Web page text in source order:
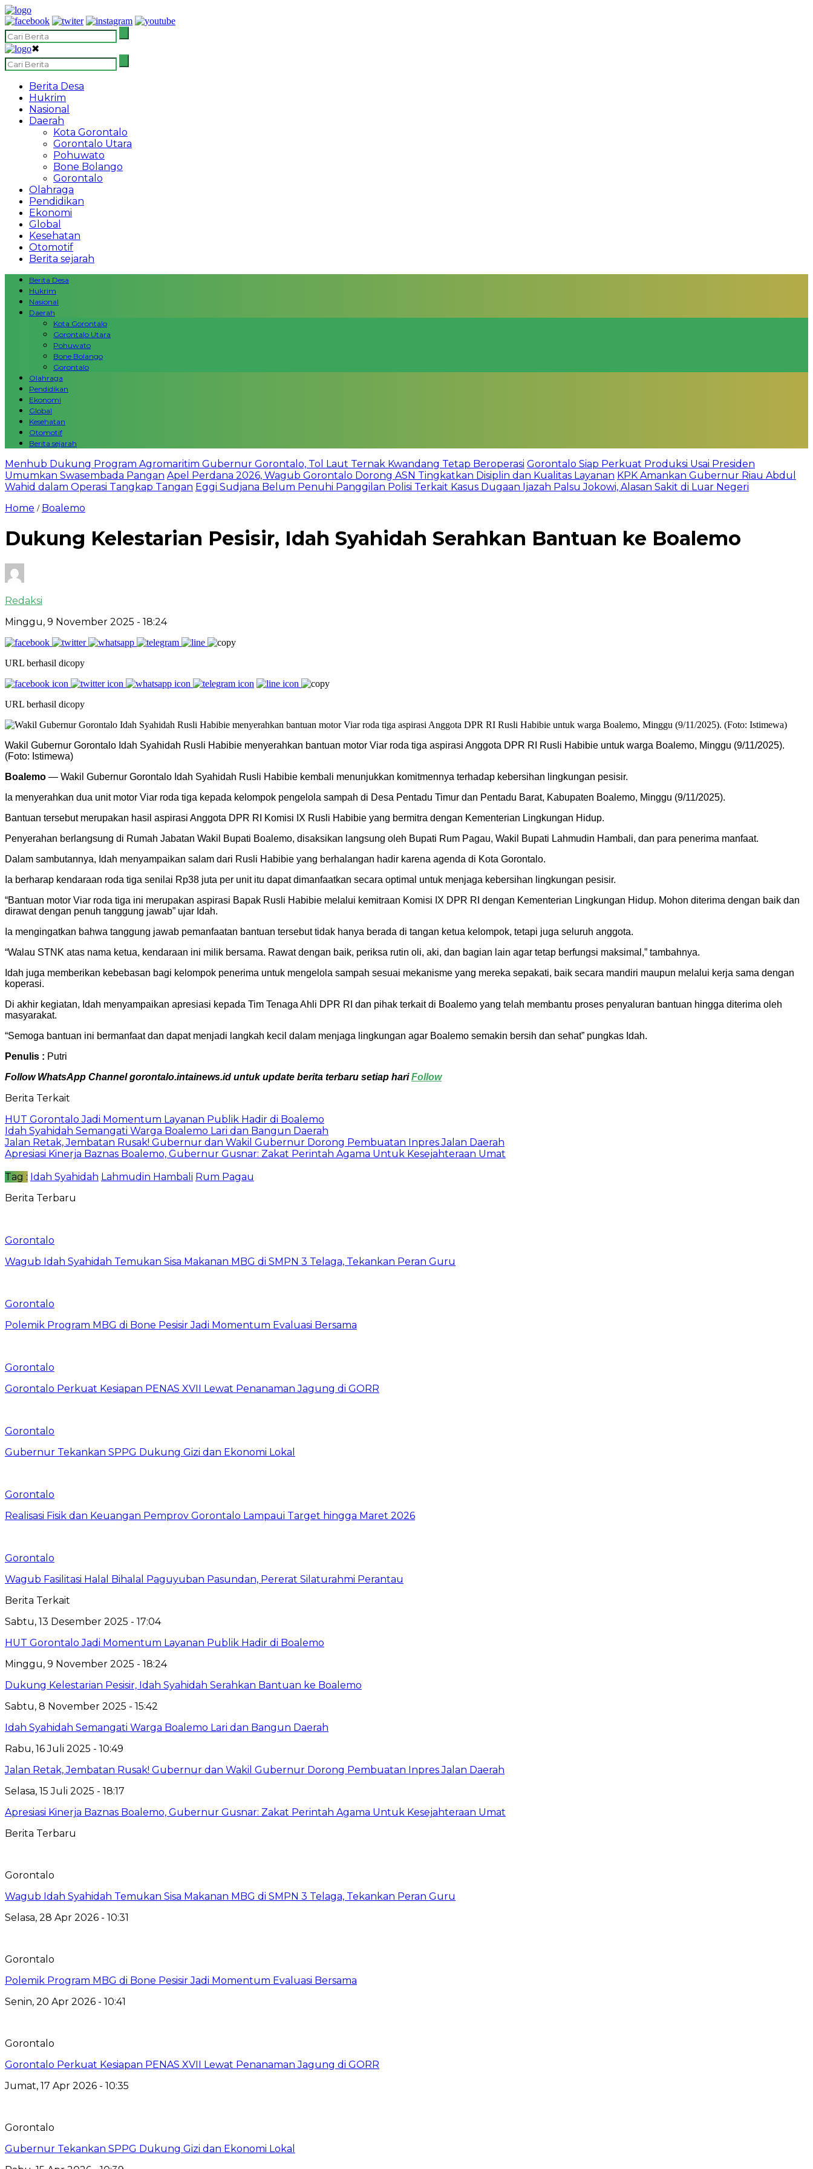
✖
Berita Desa
Hukrim
Nasional
Daerah
Kota Gorontalo
Gorontalo Utara
Pohuwato
Bone Bolango
Gorontalo
Olahraga
Pendidikan
Ekonomi
Global
Kesehatan
Otomotif
Berita sejarah
Berita Desa
Hukrim
Nasional
Daerah
Kota Gorontalo
Gorontalo Utara
Pohuwato
Bone Bolango
Gorontalo
Olahraga
Pendidikan
Ekonomi
Global
Kesehatan
Otomotif
Berita sejarah
Menhub Dukung Program Agromaritim Gubernur Gorontalo, Tol Laut Ternak Kwandang Tetap Beroperasi Gorontalo Siap Perkuat Produksi Usai Presiden
Umumkan Swasembada Pangan Apel Perdana 2026, Wagub Gorontalo Dorong ASN Tingkatkan Disiplin dan Kualitas Layanan KPK Amankan Gubernur Riau Abdul
Wahid dalam Operasi Tangkap Tangan Eggi Sudjana Belum Penuhi Panggilan Polisi Terkait Kasus Dugaan Ijazah Palsu Jokowi, Alasan Sakit di Luar Negeri
Home / Boalemo
Dukung Kelestarian Pesisir, Idah Syahidah Serahkan Bantuan ke Boalemo
Redaksi
Minggu, 9 November 2025 - 18:24
URL berhasil dicopy
URL berhasil dicopy
Wakil Gubernur Gorontalo Idah Syahidah Rusli Habibie menyerahkan bantuan motor Viar roda tiga aspirasi Anggota DPR RI Rusli Habibie untuk warga Boalemo, Minggu (9/11/2025).
(Foto: Istimewa)
Boalemo — Wakil Gubernur Gorontalo Idah Syahidah Rusli Habibie kembali menunjukkan komitmennya terhadap kebersihan lingkungan pesisir.
Ia menyerahkan dua unit motor Viar roda tiga kepada kelompok pengelola sampah di Desa Pentadu Timur dan Pentadu Barat, Kabupaten Boalemo, Minggu (9/11/2025).
Bantuan tersebut merupakan hasil aspirasi Anggota DPR RI Komisi IX Rusli Habibie yang bermitra dengan Kementerian Lingkungan Hidup.
Penyerahan berlangsung di Rumah Jabatan Wakil Bupati Boalemo, disaksikan langsung oleh Bupati Rum Pagau, Wakil Bupati Lahmudin Hambali, dan para penerima manfaat.
Dalam sambutannya, Idah menyampaikan salam dari Rusli Habibie yang berhalangan hadir karena agenda di Kota Gorontalo.
Ia berharap kendaraan roda tiga senilai Rp38 juta per unit itu dapat dimanfaatkan secara optimal untuk menjaga kebersihan lingkungan pesisir.
“Bantuan motor Viar roda tiga ini merupakan aspirasi Bapak Rusli Habibie melalui kemitraan Komisi IX DPR RI dengan Kementerian Lingkungan Hidup. Mohon diterima dengan baik dan
dirawat dengan penuh tanggung jawab” ujar Idah.
Ia mengingatkan bahwa tanggung jawab pemanfaatan bantuan tersebut tidak hanya berada di tangan ketua kelompok, tetapi juga seluruh anggota.
“Walau STNK atas nama ketua, kendaraan ini milik bersama. Rawat dengan baik, periksa rutin oli, aki, dan bagian lain agar tetap berfungsi maksimal,” tambahnya.
Idah juga memberikan kebebasan bagi kelompok penerima untuk mengelola sampah sesuai mekanisme yang mereka sepakati, baik secara mandiri maupun melalui kerja sama dengan
koperasi.
Di akhir kegiatan, Idah menyampaikan apresiasi kepada Tim Tenaga Ahli DPR RI dan pihak terkait di Boalemo yang telah membantu proses penyaluran bantuan hingga diterima oleh
masyarakat.
“Semoga bantuan ini bermanfaat dan dapat menjadi langkah kecil dalam menjaga lingkungan agar Boalemo semakin bersih dan sehat” pungkas Idah.
Penulis : Putri
Follow WhatsApp Channel gorontalo.intainews.id untuk update berita terbaru setiap hariFollow
Berita Terkait
HUT Gorontalo Jadi Momentum Layanan Publik Hadir di Boalemo
Idah Syahidah Semangati Warga Boalemo Lari dan Bangun Daerah
Jalan Retak, Jembatan Rusak! Gubernur dan Wakil Gubernur Dorong Pembuatan Inpres Jalan Daerah
Apresiasi Kinerja Baznas Boalemo, Gubernur Gusnar: Zakat Perintah Agama Untuk Kesejahteraan Umat
Tag : Idah Syahidah Lahmudin Hambali Rum Pagau
Berita Terbaru
Gorontalo
Wagub Idah Syahidah Temukan Sisa Makanan MBG di SMPN 3 Telaga, Tekankan Peran Guru
Gorontalo
Polemik Program MBG di Bone Pesisir Jadi Momentum Evaluasi Bersama
Gorontalo
Gorontalo Perkuat Kesiapan PENAS XVII Lewat Penanaman Jagung di GORR
Gorontalo
Gubernur Tekankan SPPG Dukung Gizi dan Ekonomi Lokal
Gorontalo
Realisasi Fisik dan Keuangan Pemprov Gorontalo Lampaui Target hingga Maret 2026
Gorontalo
Wagub Fasilitasi Halal Bihalal Paguyuban Pasundan, Pererat Silaturahmi Perantau
Berita Terkait
Sabtu, 13 Desember 2025 - 17:04
HUT Gorontalo Jadi Momentum Layanan Publik Hadir di Boalemo
Minggu, 9 November 2025 - 18:24
Dukung Kelestarian Pesisir, Idah Syahidah Serahkan Bantuan ke Boalemo
Sabtu, 8 November 2025 - 15:42
Idah Syahidah Semangati Warga Boalemo Lari dan Bangun Daerah
Rabu, 16 Juli 2025 - 10:49
Jalan Retak, Jembatan Rusak! Gubernur dan Wakil Gubernur Dorong Pembuatan Inpres Jalan Daerah
Selasa, 15 Juli 2025 - 18:17
Apresiasi Kinerja Baznas Boalemo, Gubernur Gusnar: Zakat Perintah Agama Untuk Kesejahteraan Umat
Berita Terbaru
Gorontalo
Wagub Idah Syahidah Temukan Sisa Makanan MBG di SMPN 3 Telaga, Tekankan Peran Guru
Selasa, 28 Apr 2026 - 10:31
Gorontalo
Polemik Program MBG di Bone Pesisir Jadi Momentum Evaluasi Bersama
Senin, 20 Apr 2026 - 10:41
Gorontalo
Gorontalo Perkuat Kesiapan PENAS XVII Lewat Penanaman Jagung di GORR
Jumat, 17 Apr 2026 - 10:35
Gorontalo
Gubernur Tekankan SPPG Dukung Gizi dan Ekonomi Lokal